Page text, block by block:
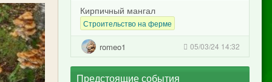
Кирпичный мангал
Строительство на ферме
romeo1 05/03/24 14:32
Предстоящие события